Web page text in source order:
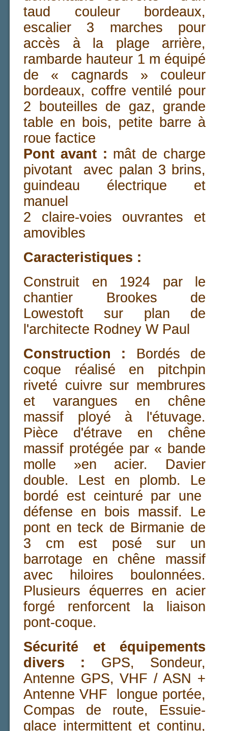
taud couleur bordeaux,
escalier 3 marches pour
accès à la plage arrière,
rambarde hauteur 1 m équipé
de « cagnards » couleur
bordeaux, coffre ventilé pour
2 bouteilles de gaz, grande
table en bois, petite barre à
roue factice
Pont avant : mât de charge
pivotant avec palan 3 brins,
guindeau électrique et
manuel
2 claire-voies ouvrantes et
amovibles
Caracteristiques :
Construit en 1924 par le
chantier Brookes de
Lowestoft sur plan de
l'architecte Rodney W Paul
Construction : Bordés de
coque réalisé en pitchpin
riveté cuivre sur membrures
et varangues en chêne
massif ployé à l'étuvage.
Pièce d'étrave en chêne
massif protégée par « bande
molle »en acier. Davier
double. Lest en plomb. Le
bordé est ceinturé par une
défense en bois massif. Le
pont en teck de Birmanie de
3 cm est posé sur un
barrotage en chêne massif
avec hiloires boulonnées.
Plusieurs équerres en acier
forgé renforcent la liaison
pont-coque.
Sécurité et équipements
divers : GPS, Sondeur,
Antenne GPS, VHF / ASN +
Antenne VHF longue portée,
Compas de route, Essuie-
glace intermittent et continu,